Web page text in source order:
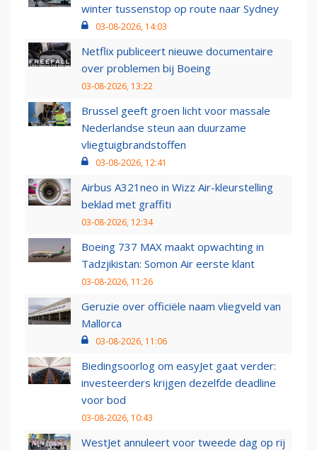
winter tussenstop op route naar Sydney
03-08-2026, 14:03
Netflix publiceert nieuwe documentaire
over problemen bij Boeing
03-08-2026, 13:22
Brussel geeft groen licht voor massale
Nederlandse steun aan duurzame
vliegtuigbrandstoffen
03-08-2026, 12:41
Airbus A321neo in Wizz Air-kleurstelling
beklad met graffiti
03-08-2026, 12:34
Boeing 737 MAX maakt opwachting in
Tadzjikistan: Somon Air eerste klant
03-08-2026, 11:26
Geruzie over officiële naam vliegveld van
Mallorca
03-08-2026, 11:06
Biedingsoorlog om easyJet gaat verder:
investeerders krijgen dezelfde deadline
voor bod
03-08-2026, 10:43
WestJet annuleert voor tweede dag op rij